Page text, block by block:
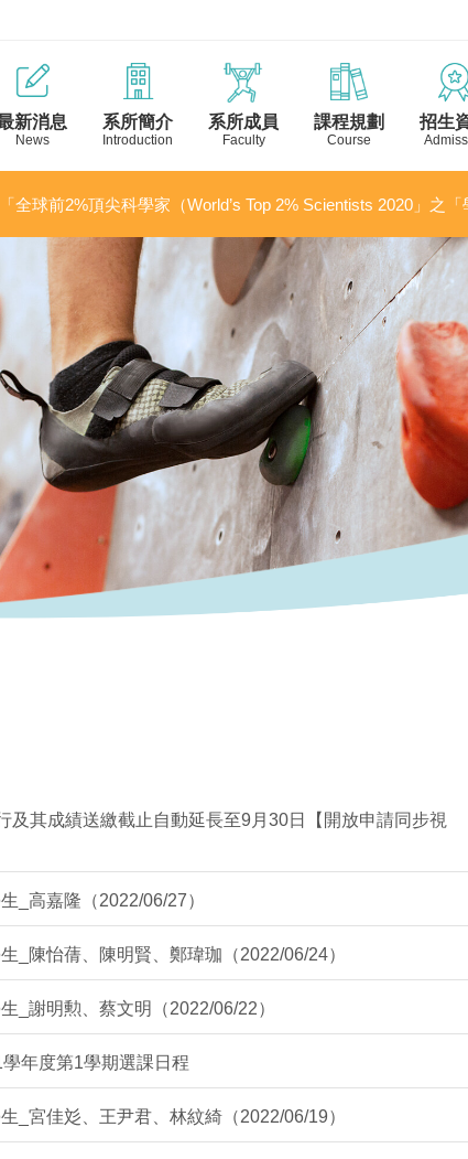
新消息
News
系所簡介
Introduction
系所成員
Faculty
課程規劃
Course
招生
全球前2%頂尖科學家（World’s Top 2% Scientists 2020」之
及其成績送繳截止自動延長至9月30日【開放申請同步視
_高嘉隆（2022/06/27）
_陳怡蒨、陳明賢、鄭瑋珈（2022/06/24）
_謝明勲、蔡文明（2022/06/22）
年度第1學期選課日程
_宮佳彣、王尹君、林紋綺（2022/06/19）